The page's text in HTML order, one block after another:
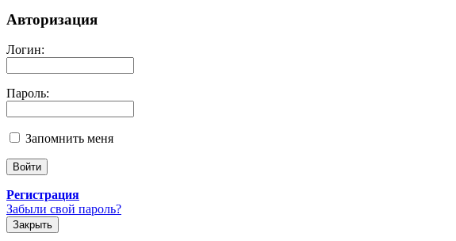
Авторизация
Логин:
Пароль:
Запомнить меня
Регистрация
Забыли свой пароль?
Закрыть